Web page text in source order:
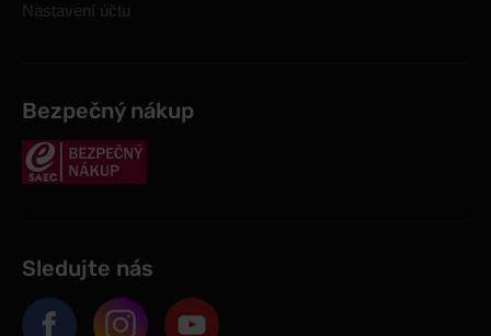
Nastavení účtu
Bezpečný nákup
Sledujte nás